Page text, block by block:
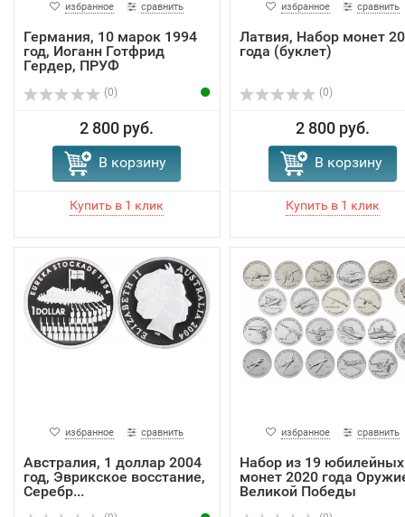
избранное сравнить
Германия, 10 марок 1994
год, Иоганн Готфрид
Гердер, ПРУФ
(0)
2 800 руб.
В корзину
избранное сравнить
Латвия, Набор монет
года (буклет)
(0)
2 800 руб.
В корзину
избранное сравнить
Австралия, 1 доллар 2004
год, Эврикское восстание,
Серебр...
избранное сравнить
Набор из 19 юбилейных
монет 2020 года
Великой Победы